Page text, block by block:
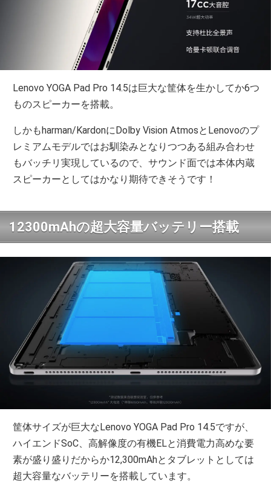
Lenovo YOGA Pad Pro 14.5は巨大な筐体を生かしてか6つ
ものスピーカーを搭載。
しかもharman/KardonにDolby Vision AtmosとLenovoのプ
レミアムモデルではお馴染みとなりつつある組み合わせ
もバッチリ実現しているので、サウンド面では本体内蔵
スピーカーとしてはかなり期待できそうです！
12300mAhの超大容量バッテリー搭載
筐体サイズが巨大なLenovo YOGA Pad Pro 14.5ですが、
ハイエンドSoC、高解像度の有機ELと消費電力高めな要
素が盛り盛りだからか12,300mAhとタブレットとしては
超大容量なバッテリーを搭載しています。